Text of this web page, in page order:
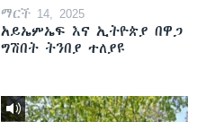
ማርች 14, 2025
አይኤምኤፍ እና ኢትዮጵያ በዋጋ
ግሽበት ትንበያ ተለያዩ